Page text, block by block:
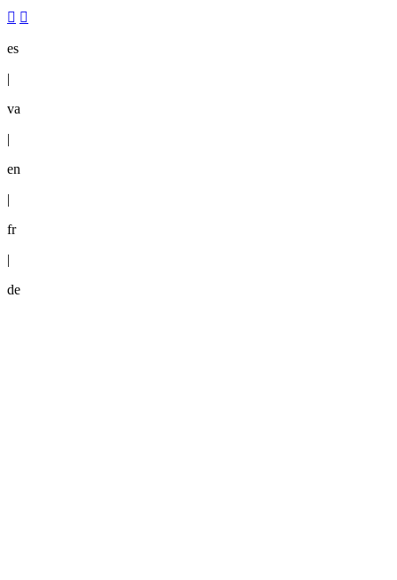
es
|
va
|
en
|
fr
|
de